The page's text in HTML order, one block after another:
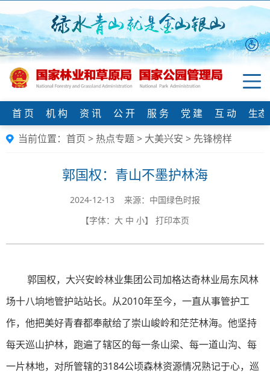
首 页 机 构 资 讯 公 开 服 务 党 建 互 动
生
当前位置： 首页 > 热点专题> 大美兴安 > 先锋榜样
郭国权：青山不墨护林海
2024-12-13 来源：中国绿色时报
【字体： 大 中 小】 打印本页
郭国权，大兴安岭林业集团公司加格达奇林业局东风林
场十八垧地管护站站长。从2010年至今，一直从事管护工
作，他把美好青春都奉献给了崇山峻岭和茫茫林海。他坚持
每天巡山护林，跑遍了辖区的每一条山梁、每一道山沟、每
一片林地，对所管辖的3184公顷森林资源情况熟记于心，巡